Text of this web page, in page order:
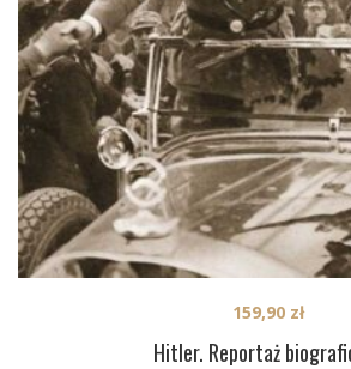
Hitler. Reportaż
159,90 zł